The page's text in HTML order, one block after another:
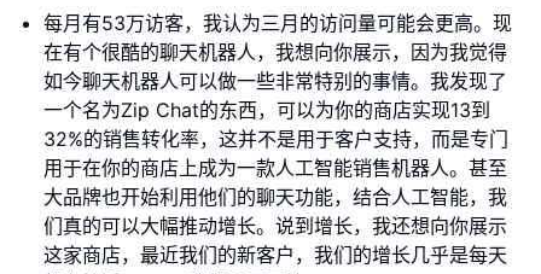
每月有53万访客，我认为三月的访问量可能会更高。现
在有个很酷的聊天机器人，我想向你展示，因为我觉得
如今聊天机器人可以做一些非常特别的事情。我发现了
一个名为Zip Chat的东西，可以为你的商店实现13到
32%的销售转化率，这并不是用于客户支持，而是专门
用于在你的商店上成为一款人工智能销售机器人。甚至
大品牌也开始利用他们的聊天功能，结合人工智能，我
们真的可以大幅推动增长。说到增长，我还想向你展示
这家商店，最近我们的新客户，我们的增长几乎是每天